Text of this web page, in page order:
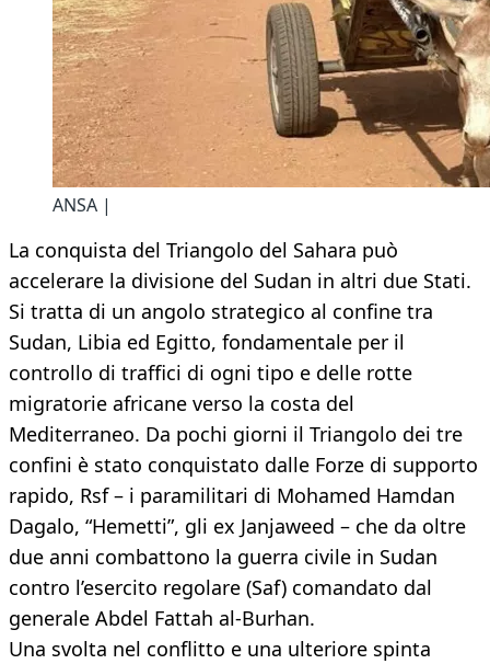
ANSA |
La conquista del Triangolo del Sahara può
accelerare la divisione del Sudan in altri due Stati.
Si tratta di un angolo strategico al confine tra
Sudan, Libia ed Egitto, fondamentale per il
controllo di traffici di ogni tipo e delle rotte
migratorie africane verso la costa del
Mediterraneo. Da pochi giorni il Triangolo dei tre
confini è stato conquistato dalle Forze di supporto
rapido, Rsf – i paramilitari di Mohamed Hamdan
Dagalo, “Hemetti”, gli ex Janjaweed – che da oltre
due anni combattono la guerra civile in Sudan
contro l’esercito regolare (Saf) comandato dal
generale Abdel Fattah al-Burhan.
Una svolta nel conflitto e una ulteriore spinta